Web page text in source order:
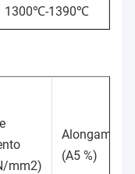
1300℃-1390℃
mm2)
Alongamento
(A5 %)